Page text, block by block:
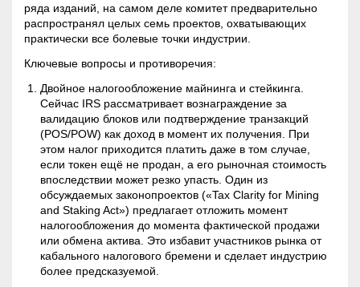
ряда изданий, на самом деле комитет предварительно
распространял целых семь проектов, охватывающих
практически все болевые точки индустрии
Ключевые вопросы и противоречия:
Двойное налогообложение майнинга и стейкинга.
Сейчас IRS рассматривает вознаграждение за
валидацию блоков или подтверждение транзакций
(POS/POW) как доход в момент их получения. При
этом налог приходится платить даже в том случае,
если токен ещё не продан, а его рыночная стоимость
впоследствии может резко упасть. Один из
обсуждаемых законопроектов («Tax Clarity for Mining
and Staking Act») предлагает отложить момент
налогообложения до момента фактической продажи
или обмена актива. Это избавит участников рынка от
кабального налогового бремени и сделает индустрию
более предсказуемой.